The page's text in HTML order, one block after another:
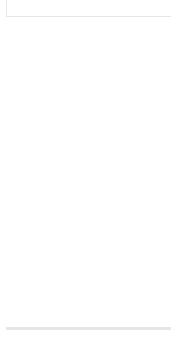
فإنه سيتم
على العاملين
أنه فيما يتعلق